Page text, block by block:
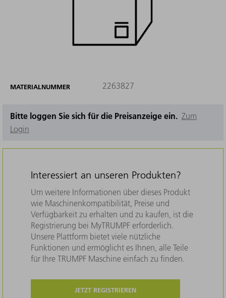
MATERIALNUMMER 2263827
Bitte loggen Sie sich für die Preisanzeige ein. Zum
Login
Interessiert an unseren Produkten?
Um weitere Informationen über dieses Produkt
wie Maschinenkompatibilität, Preise und
Verfügbarkeit zu erhalten und zu kaufen, ist die
Registrierung bei MyTRUMPF erforderlich.
Unsere Plattform bietet viele nützliche
Funktionen und ermöglicht es Ihnen, alle Teile
für Ihre TRUMPF Maschine einfach zu finden.
JETZT REGISTRIEREN